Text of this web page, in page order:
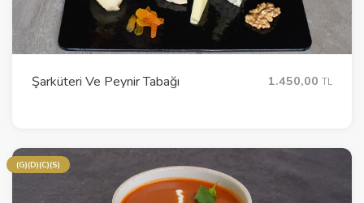
Şarküteri Ve Peynir Tabağı 1.450,00 TL
(G)(D)(C)(S)